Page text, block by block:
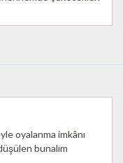
oyalanma imkânı
bunalım